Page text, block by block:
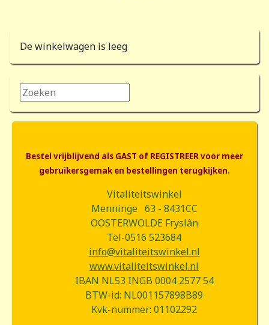
De winkelwagen is leeg
Zoeken...
Bestel vrijblijvend als GAST of REGISTREER voor meer
gebruikersgemak en bestellingen terugkijken.
Vitaliteitswinkel
Menninge 63 - 8431CC
OOSTERWOLDE Fryslân
Tel-0516 523684
info@vitaliteitswinkel.nl
www.vitaliteitswinkel.nl
IBAN NL53 INGB 0004 2577 54
BTW-id: NL001157898B89
Kvk-nummer: 01102292